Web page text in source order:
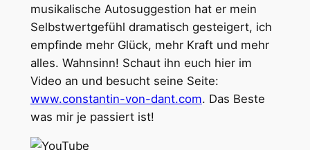
musikalische Autosuggestion hat er mein
Selbstwertgefühl dramatisch gesteigert, ich
empfinde mehr Glück, mehr Kraft und mehr
alles. Wahnsinn! Schaut ihn euch hier im
Video an und besucht seine Seite:
www.constantin-von-dant.com. Das Beste
was mir je passiert ist!